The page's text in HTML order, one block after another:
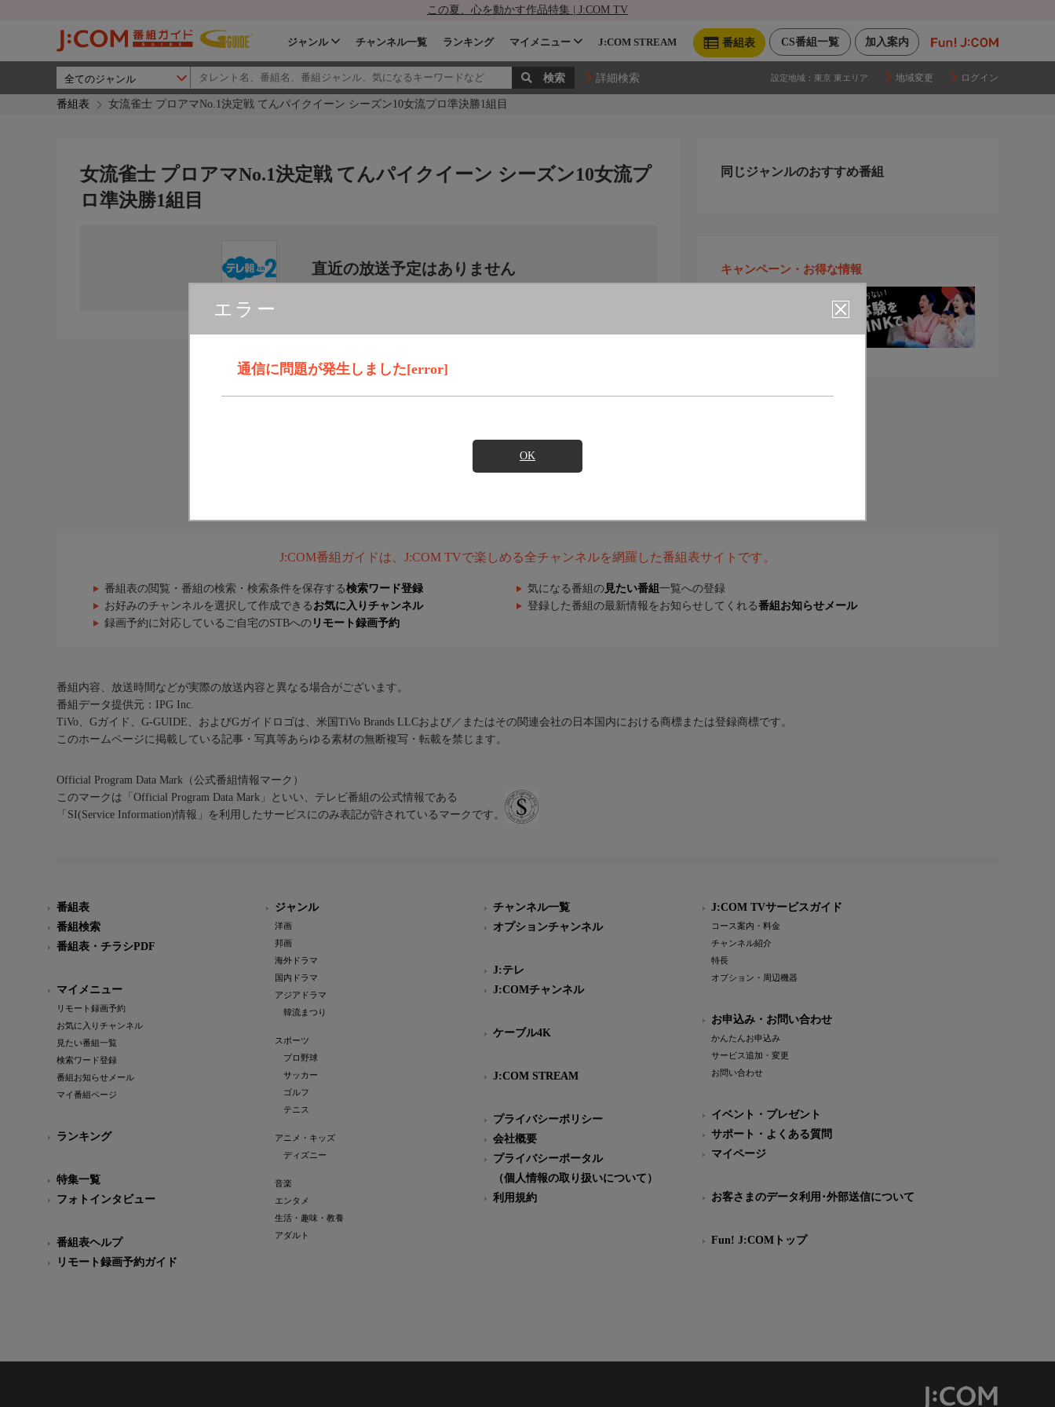
この夏、心を動かす作品特集 | J:COM TV
加入案内
CS番組一覧
番組表
ジャンル チャンネル一覧 ランキング マイメニュー J:COM STREAM
詳細検索 設定地域： 東京 東エリア 地域変更 ログイン
番組表 女流雀士 プロアマNo.1決定戦 てんパイクイーン シーズン10女流プロ準決勝1組目
エラー
通信に問題が発生しました[error]
OK
女流雀士 プロアマNo.1決定戦 てんパイクイーン シーズン10女流プ
ロ準決勝1組目
直近の放送予定はありません
同じジャンルのおすすめ番組
キャンペーン・お得な情報
J:COM番組ガイドは、J:COM TVで楽しめる全チャンネルを網羅した番組表サイトです。
番組表の閲覧・番組の検索・検索条件を保存する検索ワード登録 気になる番組の 見たい番組 一覧への登録
お好みのチャンネルを選択して作成できる お気に入りチャンネル 登録した番組の最新情報をお知らせしてくれる番組お知らせメール
録画予約に対応しているご自宅のSTBへの リモート録画予約
番組内容、放送時間などが実際の放送内容と異なる場合がございます。
番組データ提供元：IPG Inc.
TiVo、Gガイド、G-GUIDE、およびGガイドロゴは、米国TiVo Brands LLCおよび／またはその関連会社の日本国内における商標または登録商標です。
このホームページに掲載している記事・写真等あらゆる素材の無断複写・転載を禁じます。
Official Program Data Mark（公式番組情報マーク）
このマークは「Official Program Data Mark」といい、テレビ番組の公式情報である
「SI(Service Information)情報」を利用したサービスにのみ表記が許されているマークです。
番組表
番組検索
番組表・チラシPDF
マイメニュー
リモート録画予約
お気に入りチャンネル
見たい番組一覧
検索ワード登録
番組お知らせメール
マイ番組ページ
ランキング
特集一覧
フォトインタビュー
番組表ヘルプ
リモート録画予約ガイド
ジャンル
洋画
邦画
海外ドラマ
国内ドラマ
アジアドラマ
韓流まつり
スポーツ
プロ野球
サッカー
ゴルフ
テニス
アニメ・キッズ
ディズニー
音楽
エンタメ
生活・趣味・教養
アダルト
チャンネル一覧
オプションチャンネル
J:テレ
J:COMチャンネル
ケーブル4K
J:COM STREAM
プライバシーポリシー
会社概要
プライバシーポータル
（個人情報の取り扱いについて）
利用規約
J:COM TVサービスガイド
コース案内・料金
チャンネル紹介
特長
オプション・周辺機器
お申込み・お問い合わせ
かんたんお申込み
サービス追加・変更
お問い合わせ
イベント・プレゼント
サポート・よくある質問
マイページ
お客さまのデータ利用･外部送信について
Fun! J:COMトップ